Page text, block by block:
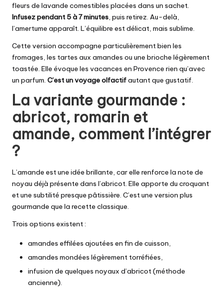
fleurs de lavande comestibles placées dans un sachet.
Infusez pendant 5 à 7 minutes , puis retirez. Au-delà,
l’amertume apparaît. L’équilibre est délicat, mais sublime.
Cette version accompagne particulièrement bien les
fromages, les tartes aux amandes ou une brioche légèrement
toastée. Elle évoque les vacances en Provence rien qu’avec
un parfum. C’est un voyage olfactifautant que gustatif.
La variante gourmande :
abricot, romarin et
amande, comment l’intégrer
?
L’amande est une idée brillante, car elle renforce la note de
noyau déjà présente dans l’abricot. Elle apporte du croquant
et une subtilité presque pâtissière. C’est une version plus
gourmande que la recette classique.
Trois options existent :
amandes effilées ajoutées en fin de cuisson,
amandes mondées légèrement torréfiées,
infusion de quelques noyaux d’abricot (méthode
ancienne).